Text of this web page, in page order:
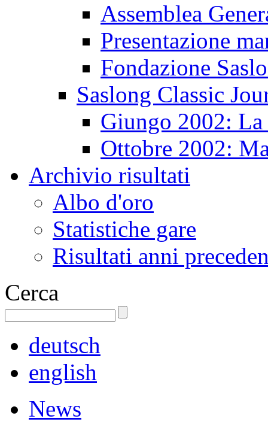
Assemblea
Presentazione
Fondazione
Saslong Classic
Giungo 2002: La
Ottobre 2002:
Archivio risultati
Albo d'oro
Statistiche gare
Risultati anni
Cerca
deutsch
english
News